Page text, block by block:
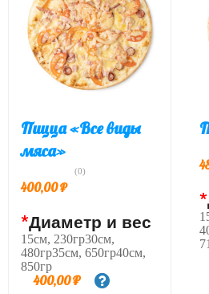
Пицца «Все виды
мяса»
(0)
400,00₽
*Диаметр и вес
15см, 230гр30см,
480гр35см, 650гр40см,
850гр
400,00₽
*